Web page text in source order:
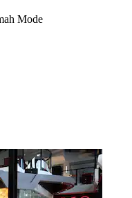
Mode